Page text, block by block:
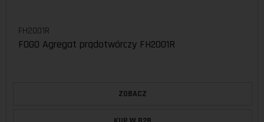
FH2001R
FOGO Agregat prądotwórczy FH2001R
ZOBACZ